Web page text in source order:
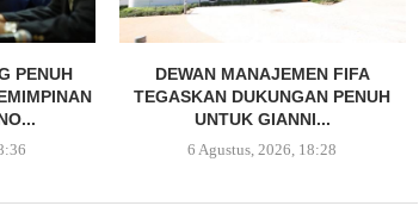
PENUH
DEWAN MANAJEMEN FIFA
TEGASKAN DUKUNGAN PENUH
UNTUK GIANNI...
6 Agustus, 2026, 18:28